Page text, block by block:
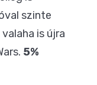
szinte
is újra
5%